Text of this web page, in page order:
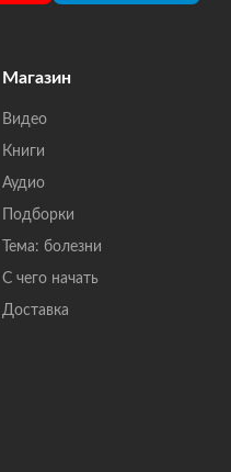
Магазин
Видео
Книги
Аудио
Подборки
Тема: болезни
С чего начать
Доставка